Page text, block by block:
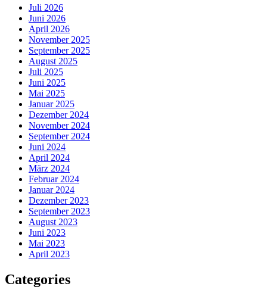
Juli 2026
Juni 2026
April 2026
November 2025
September 2025
August 2025
Juli 2025
Juni 2025
Mai 2025
Januar 2025
Dezember 2024
November 2024
September 2024
Juni 2024
April 2024
März 2024
Februar 2024
Januar 2024
Dezember 2023
September 2023
August 2023
Juni 2023
Mai 2023
April 2023
Categories